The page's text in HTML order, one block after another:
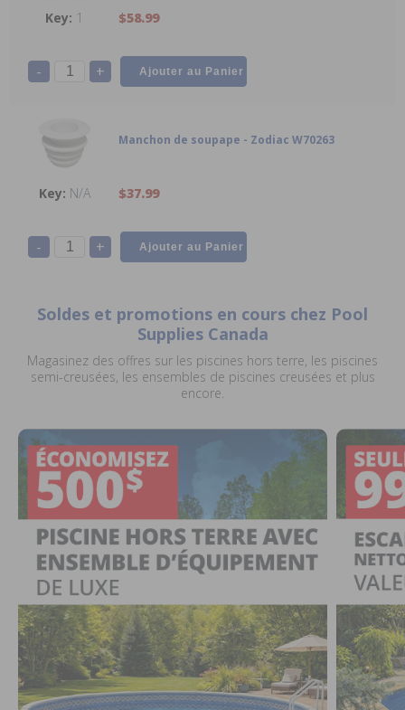
1 $58.99
- +
Manchon de soupape - Zodiac W70263
N/A $37.99
- +
Soldes et promotions en cours chez Pool
Supplies Canada
Magasinez des offres sur les piscines hors terre, les piscines
semi-creusées, les ensembles de piscines creusées et plus
encore.